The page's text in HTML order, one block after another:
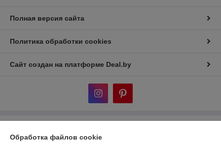
Полная версия сайта
Политика обработки cookies
Сайт создан на платформе Deal.by
Обработка файлов cookie